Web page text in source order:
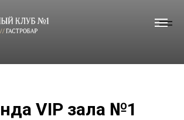
VIP зала №1